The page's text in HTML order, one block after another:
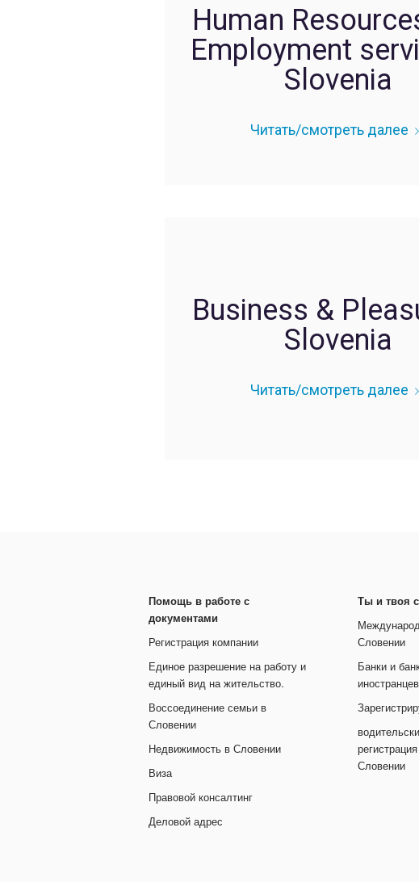
Human
Employment
Slovenia
Читать/смотреть далее
Business &
Slovenia
Читать/смотреть далее
Помощь в работе с
документами
Регистрация компании
Единое разрешение на работу и
единый вид на жительство.
Воссоединение семьи в
Словении
Недвижимость в Словении
Виза
Правовой консалтинг
Деловой адрес
Ты и твоя
Словении
Банки и
иностранцев
Словении